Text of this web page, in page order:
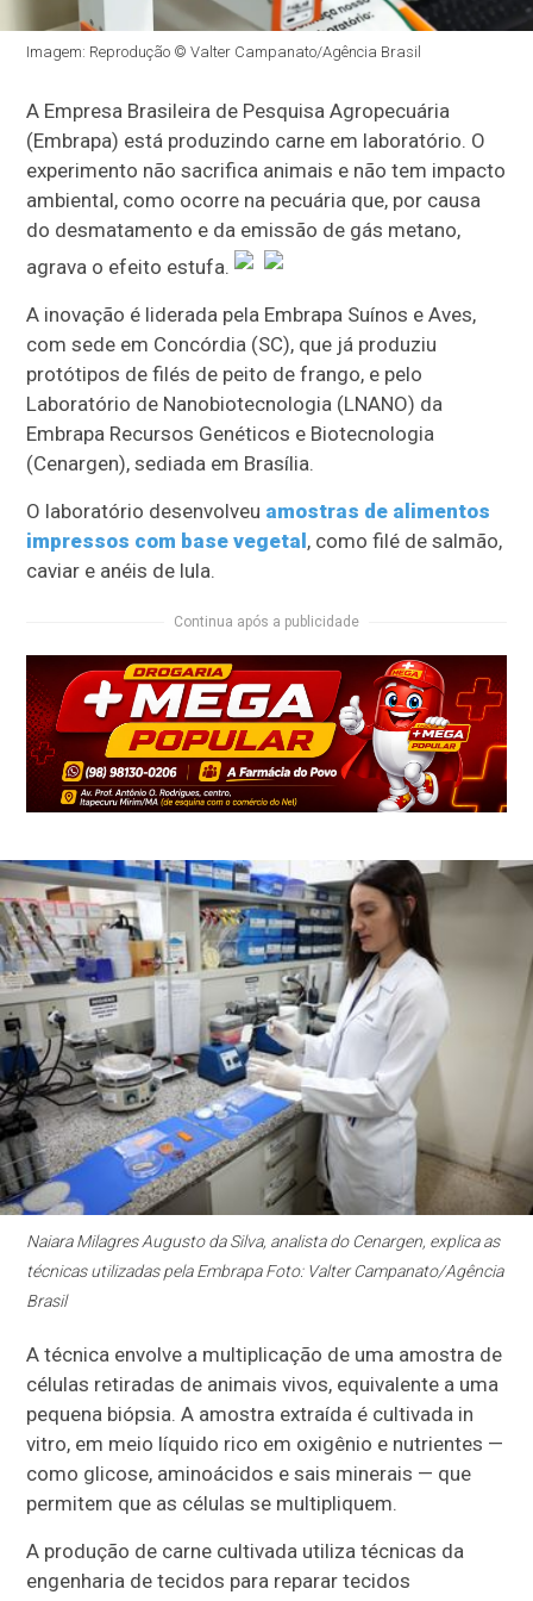
Imagem: Reprodução © Valter Campanato/Agência Brasil
A Empresa Brasileira de Pesquisa Agropecuária
(Embrapa) está produzindo carne em laboratório. O
experimento não sacrifica animais e não tem impacto
ambiental, como ocorre na pecuária que, por causa
do desmatamento e da emissão de gás metano,
agrava o efeito estufa.
A inovação é liderada pela Embrapa Suínos e Aves,
com sede em Concórdia (SC), que já produziu
protótipos de filés de peito de frango, e pelo
Laboratório de Nanobiotecnologia (LNANO) da
Embrapa Recursos Genéticos e Biotecnologia
(Cenargen), sediada em Brasília.
O laboratório desenvolveu amostras de alimentos
impressos com base vegetal, como filé de salmão,
caviar e anéis de lula.
Continua após a publicidade
Naiara Milagres Augusto da Silva, analista do Cenargen, explica as
técnicas utilizadas pela Embrapa Foto: Valter Campanato/Agência
Brasil
A técnica envolve a multiplicação de uma amostra de
células retiradas de animais vivos, equivalente a uma
pequena biópsia. A amostra extraída é cultivada in
vitro, em meio líquido rico em oxigênio e nutrientes —
como glicose, aminoácidos e sais minerais — que
permitem que as células se multipliquem.
A produção de carne cultivada utiliza técnicas da
engenharia de tecidos para reparar tecidos